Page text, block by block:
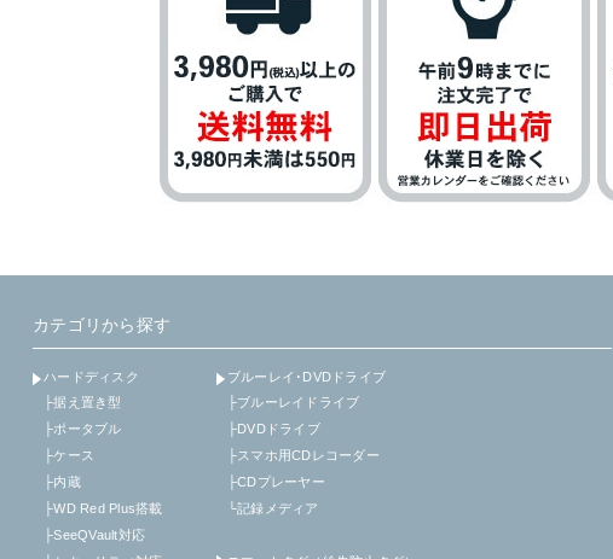
カテゴリから探す
ハードディスク
├据え置き型
├ポータブル
├ケース
├内蔵
├WD Red Plus搭載
├SeeQVault対応
ブルーレイ･DVDドライブ
├ブルーレイドライブ
├DVDドライブ
├スマホ用CDレコーダー
├CDプレーヤー
└記録メディア